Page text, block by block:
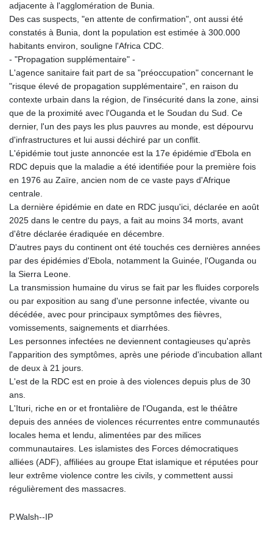
adjacente à l'agglomération de Bunia.
Des cas suspects, "en attente de confirmation", ont aussi été
constatés à Bunia, dont la population est estimée à 300.000
habitants environ, souligne l'Africa CDC.
- "Propagation supplémentaire" -
L'agence sanitaire fait part de sa "préoccupation" concernant le
"risque élevé de propagation supplémentaire", en raison du
contexte urbain dans la région, de l'insécurité dans la zone, ainsi
que de la proximité avec l'Ouganda et le Soudan du Sud. Ce
dernier, l'un des pays les plus pauvres au monde, est dépourvu
d'infrastructures et lui aussi déchiré par un conflit.
L'épidémie tout juste annoncée est la 17e épidémie d'Ebola en
RDC depuis que la maladie a été identifiée pour la première fois
en 1976 au Zaïre, ancien nom de ce vaste pays d'Afrique
centrale.
La dernière épidémie en date en RDC jusqu'ici, déclarée en août
2025 dans le centre du pays, a fait au moins 34 morts, avant
d'être déclarée éradiquée en décembre.
D'autres pays du continent ont été touchés ces dernières années
par des épidémies d'Ebola, notamment la Guinée, l'Ouganda ou
la Sierra Leone.
La transmission humaine du virus se fait par les fluides corporels
ou par exposition au sang d'une personne infectée, vivante ou
décédée, avec pour principaux symptômes des fièvres,
vomissements, saignements et diarrhées.
Les personnes infectées ne deviennent contagieuses qu'après
l'apparition des symptômes, après une période d'incubation allant
de deux à 21 jours.
L'est de la RDC est en proie à des violences depuis plus de 30
ans.
L'Ituri, riche en or et frontalière de l'Ouganda, est le théâtre
depuis des années de violences récurrentes entre communautés
locales hema et lendu, alimentées par des milices
communautaires. Les islamistes des Forces démocratiques
alliées (ADF), affiliées au groupe Etat islamique et réputées pour
leur extrême violence contre les civils, y commettent aussi
régulièrement des massacres.
P.Walsh--IP